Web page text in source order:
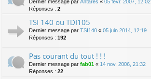
Dernier message par Antares « 05 févr. 2007, 12:02
Réponses : 2
TSI 140 ou TDI105
Dernier message par TSI140 « 05 juin 2014, 12:19
Réponses : 192
Pas courant du tout ! ! !
Dernier message par fab01 « 14 nov. 2006, 21:32
Réponses : 22